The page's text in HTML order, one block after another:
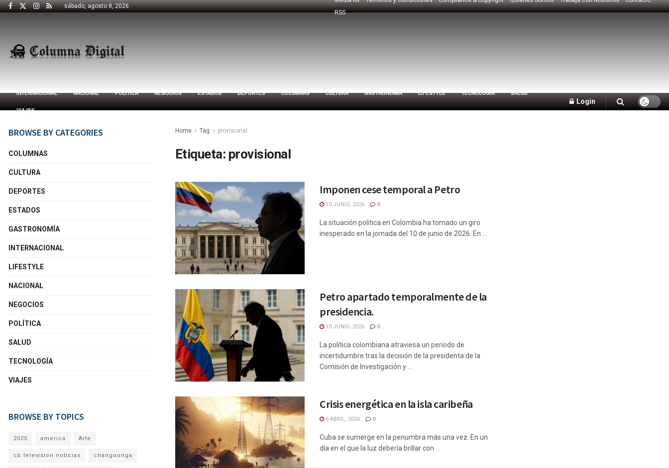
sábado, agosto 8, 2026
RSS
INTERNACIONAL NACIONAL POLÍTICA NEGOCIOS ESTADOS DEPORTES COLUMNAS CULTURA GASTRONOMÍA LIFESTYLE TECNOLOGÍA SALUD
VIAJES
Login
Home Tag provisional
Etiqueta: provisional
Imponen cese temporal a Petro
10 JUNIO, 2026 0
La situación política en Colombia ha tomado un giro
inesperado en la jornada del 10 de junio de 2026. En ...
Petro apartado temporalmente de la
presidencia.
10 JUNIO, 2026 0
La política colombiana atraviesa un periodo de
incertidumbre tras la decisión de la presidenta de la
Comisión de Investigación y ...
Crisis energética en la isla caribeña
6 ABRIL, 2026 0
Cuba se sumerge en la penumbra más una vez. En un
día en el que la luz debería brillar con ...
BROWSE BY CATEGORIES
COLUMNAS
CULTURA
DEPORTES
ESTADOS
GASTRONOMÍA
INTERNACIONAL
LIFESTYLE
NACIONAL
NEGOCIOS
POLÍTICA
SALUD
TECNOLOGÍA
VIAJES
BROWSE BY TOPICS
2025 america Arte
cb television noticias changoonga